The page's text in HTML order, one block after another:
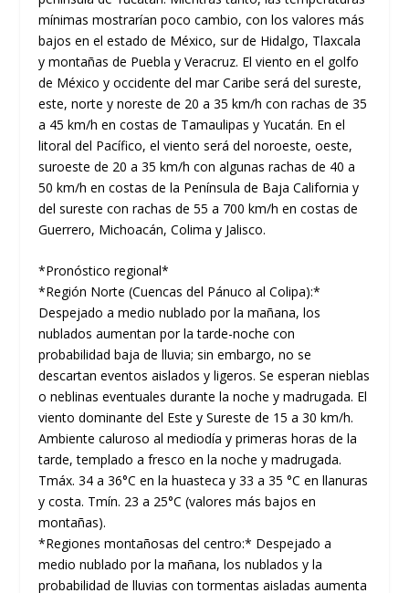
mínimas mostrarían poco cambio, con los valores más
bajos en el estado de México, sur de Hidalgo, Tlaxcala
y montañas de Puebla y Veracruz. El viento en el golfo
de México y occidente del mar Caribe será del sureste,
este, norte y noreste de 20 a 35 km/h con rachas de 35
a 45 km/h en costas de Tamaulipas y Yucatán. En el
litoral del Pacífico, el viento será del noroeste, oeste,
suroeste de 20 a 35 km/h con algunas rachas de 40 a
50 km/h en costas de la Península de Baja California y
del sureste con rachas de 55 a 700 km/h en costas de
Guerrero, Michoacán, Colima y Jalisco.
*Pronóstico regional*
*Región Norte (Cuencas del Pánuco al Colipa):*
Despejado a medio nublado por la mañana, los
nublados aumentan por la tarde-noche con
probabilidad baja de lluvia; sin embargo, no se
descartan eventos aislados y ligeros. Se esperan nieblas
o neblinas eventuales durante la noche y madrugada. El
viento dominante del Este y Sureste de 15 a 30 km/h.
Ambiente caluroso al mediodía y primeras horas de la
tarde, templado a fresco en la noche y madrugada.
Tmáx. 34 a 36°C en la huasteca y 33 a 35 °C en llanuras
y costa. Tmín. 23 a 25°C (valores más bajos en
montañas).
*Regiones montañosas del centro:* Despejado a
medio nublado por la mañana, los nublados y la
probabilidad de lluvias con tormentas aisladas aumenta